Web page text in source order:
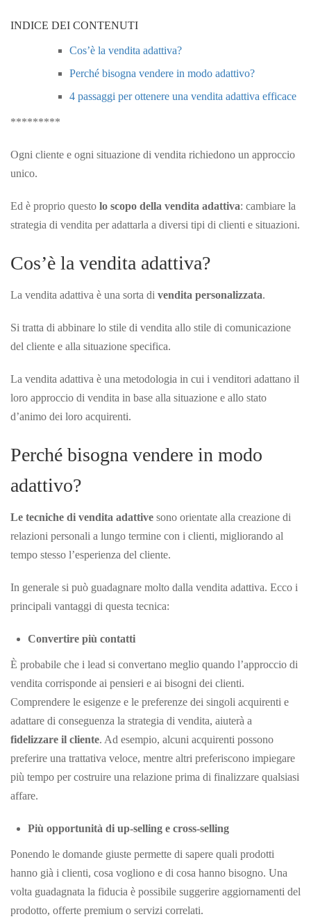
INDICE DEI CONTENUTI
Cos’è la vendita adattiva?
Perché bisogna vendere in modo adattivo?
4 passaggi per ottenere una vendita adattiva efficace
*********
Ogni cliente e ogni situazione di vendita richiedono un approccio
unico.
Ed è proprio questo lo scopo della vendita adattiva: cambiare la
strategia di vendita per adattarla a diversi tipi di clienti e situazioni.
Cos’è la vendita adattiva?
La vendita adattiva è una sorta di vendita personalizzata.
Si tratta di abbinare lo stile di vendita allo stile di comunicazione
del cliente e alla situazione specifica.
La vendita adattiva è una metodologia in cui i venditori adattano il
loro approccio di vendita in base alla situazione e allo stato
d’animo dei loro acquirenti.
Perché bisogna vendere in modo
adattivo?
Le tecniche di vendita adattive sono orientate alla creazione di
relazioni personali a lungo termine con i clienti, migliorando al
tempo stesso l’esperienza del cliente.
In generale si può guadagnare molto dalla vendita adattiva. Ecco i
principali vantaggi di questa tecnica:
Convertire più contatti
È probabile che i lead si convertano meglio quando l’approccio di
vendita corrisponde ai pensieri e ai bisogni dei clienti.
Comprendere le esigenze e le preferenze dei singoli acquirenti e
adattare di conseguenza la strategia di vendita, aiuterà a
fidelizzare il cliente. Ad esempio, alcuni acquirenti possono
preferire una trattativa veloce, mentre altri preferiscono impiegare
più tempo per costruire una relazione prima di finalizzare qualsiasi
affare.
Più opportunità di up-selling e cross-selling
Ponendo le domande giuste permette di sapere quali prodotti
hanno già i clienti, cosa vogliono e di cosa hanno bisogno. Una
volta guadagnata la fiducia è possibile suggerire aggiornamenti del
prodotto, offerte premium o servizi correlati.